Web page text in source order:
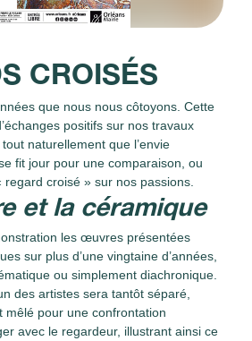
CROISÉS
que nous nous côtoyons. Cette
positifs sur nos travaux
naturellement que l’envie
fit jour pour une comparaison, ou
croisé » sur nos passions.
et la céramique
les œuvres présentées
sur plus d’une vingtaine d’années,
ou simplement diachronique.
des artistes sera tantôt séparé,
mêlé pour une confrontation
avec le regardeur, illustrant ainsi ce